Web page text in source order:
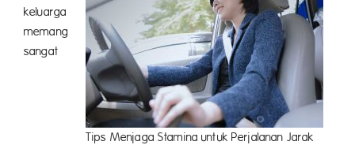
Tips Menjaga Stamina untuk Perjalanan Jarak
keluarga
memang
sangat